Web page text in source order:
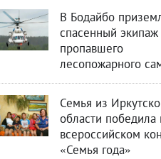
В Бодайбо
спасенный экипаж
пропавшего
лесопожарного
Семья из
области победила
всероссийском
«Семья года»